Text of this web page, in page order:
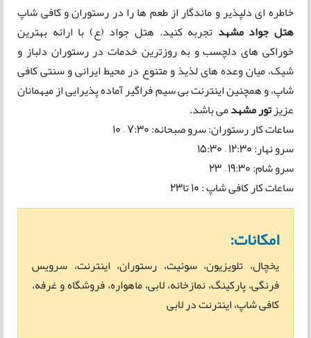
خاطره ای دلپذیر و ماندگار از طعم ها را در رستوران و کافی شاپ
هتل جواد مشهد تجربه کنید. هتل جواد (ع) با ارائه بهترین
خوراکی های دلچسب و به روزترین خدمات در رستوران دلباز و
شیک، میان وعده های لذیذ و متنوع در محیط ایرانی و سنتی کافی
شاپ، و همچنین اینترنت بی سیم فراگیر آماده پذیرایی از میهمانان
عزیزتور مشهدمی باشد.
ساعات کار رستوران: سرو صبحانه: 7:30 – 10
سرو نهار: 12:30 – 15:30
سرو شام: 19:30 – 23
ساعات کار کافی شاپ : 10 تا23
امکانات:
یخچال، تلویزیون، سوئیت، رستوران، اینترنت، سرویس
فرنگی، پارکینگ، نمازخانه، لابی، ماهواره، فروشگاه و غرفه،
کافی شاپ، اینترنت در لابی